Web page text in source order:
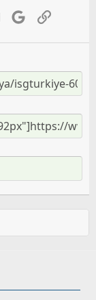
E-postaGoogleLink